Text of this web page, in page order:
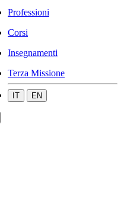
Professioni
Corsi
Insegnamenti
Terza Missione
IT EN